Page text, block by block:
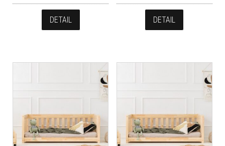
DETAIL DETAIL